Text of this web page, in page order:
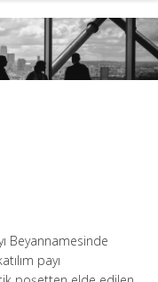
Beyannamesinde
payı